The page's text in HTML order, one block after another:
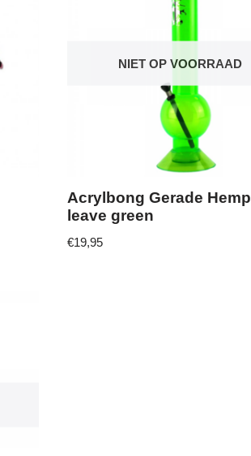
NIET OP VOORRAAD
Acrylbong Gerade Hemp
leave green
€19,95